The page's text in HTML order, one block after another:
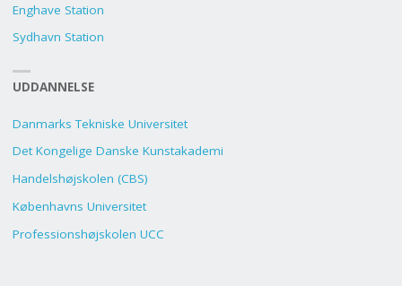
Enghave Station
Sydhavn Station
UDDANNELSE
Danmarks Tekniske Universitet
Det Kongelige Danske Kunstakademi
Handelshøjskolen (CBS)
Københavns Universitet
Professionshøjskolen UCC